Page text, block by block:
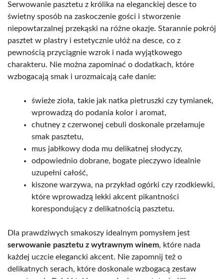
Serwowanie pasztetu z królika na eleganckiej desce to
świetny sposób na zaskoczenie gości i stworzenie
niepowtarzalnej przekąski na różne okazje. Starannie pokrój
pasztet w plastry i estetycznie ułóż na desce, co z
pewnością przyciągnie wzrok i nada wyjątkowego
charakteru. Nie można zapominać o dodatkach, które
wzbogacają smak i urozmaicają całe danie:
świeże zioła, takie jak natka pietruszki czy tymianek,
wprowadzą do podania kolor i aromat,
chutney z czerwonej cebuli doskonale przełamuje
smak pasztetu,
mus jabłkowy doda mu delikatnej słodyczy,
odpowiednio dobrane, bogate pieczywo idealnie
uzupełni całość,
kiszone warzywa, na przykład ogórki czy rzodkiewki,
które wprowadzą lekki akcent pikantności
korespondujący z delikatnością pasztetu.
Dla prawdziwych smakoszy idealnym pomysłem jest
serwowanie pasztetu z wytrawnym winem, które nada
każdej uczcie elegancki akcent. Nie zapomnij też o
delikatnych serach, które doskonale wzbogacą zestaw